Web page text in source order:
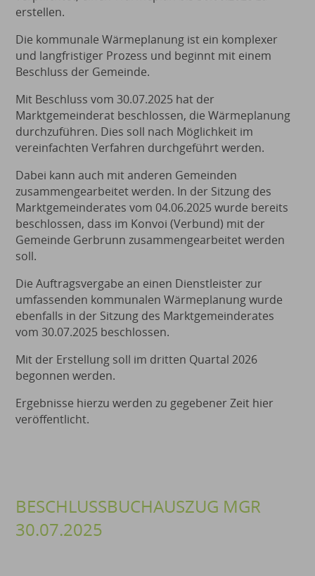
erstellen.
Die kommunale Wärmeplanung ist ein komplexer
und langfristiger Prozess und beginnt mit einem
Beschluss der Gemeinde.
Mit Beschluss vom 30.07.2025 hat der
Marktgemeinderat beschlossen, die Wärmeplanung
durchzuführen. Dies soll nach Möglichkeit im
vereinfachten Verfahren durchgeführt werden.
Dabei kann auch mit anderen Gemeinden
zusammengearbeitet werden. In der Sitzung des
Marktgemeinderates vom 04.06.2025 wurde bereits
beschlossen, dass im Konvoi (Verbund) mit der
Gemeinde Gerbrunn zusammengearbeitet werden
soll.
Die Auftragsvergabe an einen Dienstleister zur
umfassenden kommunalen Wärmeplanung wurde
ebenfalls in der Sitzung des Marktgemeinderates
vom 30.07.2025 beschlossen.
Mit der Erstellung soll im dritten Quartal 2026
begonnen werden.
Ergebnisse hierzu werden zu gegebener Zeit hier
veröffentlicht.
BESCHLUSSBUCHAUSZUG MGR
30.07.2025